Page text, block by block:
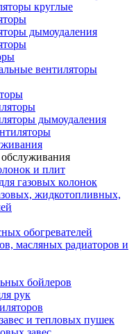
круглые
дымоудаления
вентиляторы
дымоудаления
и плит
газовых колонок
жидкотопливных,
обогревателей
масляных радиаторов и
бойлеров
рук
и тепловых пушек